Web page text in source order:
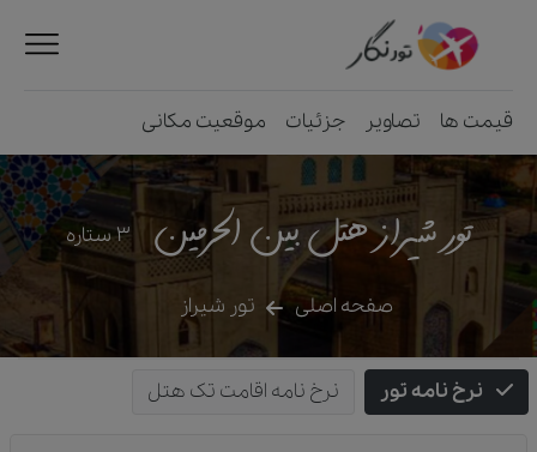
قیمت ها تصاویر جزئیات موقعیت مکانی
تور شیراز هتل بین الحرمین 3ستاره
صفحه اصلی تور شیراز
نرخ نامه تور نرخ نامه اقامت تک هتل